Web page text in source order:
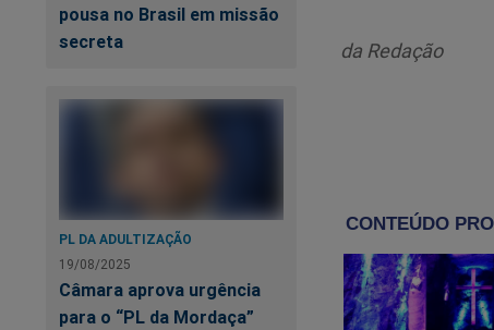
pousa no Brasil em missão
secreta
PL DA ADULTIZAÇÃO
19/08/2025
Câmara aprova urgência
para o “PL da Mordaça”
A própria
para a
partido das
da Redação